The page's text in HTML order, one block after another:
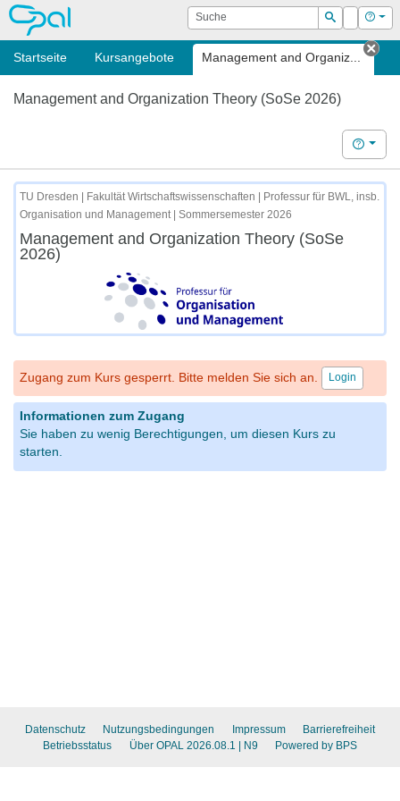
OPAL Suche
Suchen
Login Hilfe
Startseite Kursangebote Management and Organiz...
Management and Organization Theory (SoSe 2026)
Hilfe
TU Dresden | Fakultät Wirtschaftswissenschaften | Professur für BWL, insb.
Organisation und Management | Sommersemester 2026
Management and Organization Theory (SoSe
2026)
Zugang zum Kurs gesperrt. Bitte melden Sie sich an. Login
Informationen zum Zugang
Sie haben zu wenig Berechtigungen, um diesen Kurs zu
starten.
Datenschutz Nutzungsbedingungen Impressum
Barrierefreiheit
Betriebsstatus
Über OPAL 2026.08.1 | N9 Powered by BPS